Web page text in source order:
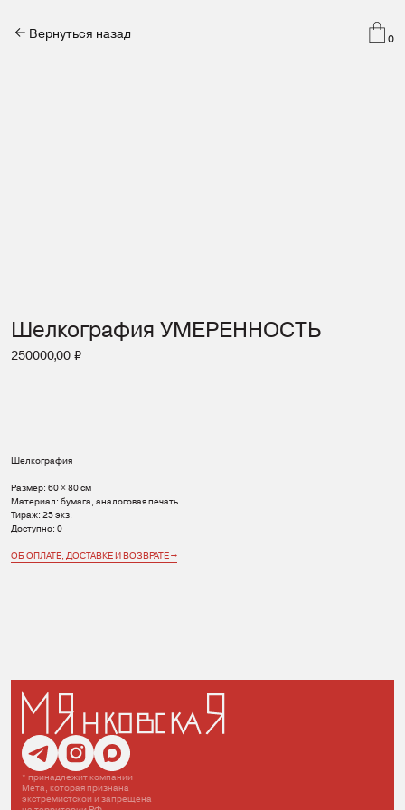
Вернуться назад 0
Шелкография УМЕРЕННОСТЬ
250000,00₽
Шелкография
Размер: 60 × 80 см
Материал: бумага, аналоговая печать
Тираж: 25 экз.
Доступно: 0
ОБ ОПЛАТЕ, ДОСТАВКЕ И ВОЗВРАТЕ →
* принадлежит компании
Мета, которая признана
экстремистской и запрещена